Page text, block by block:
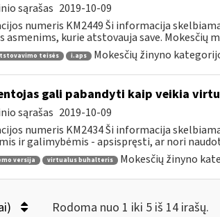
sąrašas 2019-10-09
numeris KM2449 Ši informacija
asmenims, kurie atstovauja save. Mokesčių
teisės i.aps Mokesčių žinyno
gali pabandyti kaip veikia
sąrašas 2019-10-09
numeris KM2434 Ši informacija
ir galimybėmis - apsispręsti, ar nori
versija virtualus buhalteris Mokesčių žinyno
Rodoma nuo 1 iki 5 iš 14 irašų.